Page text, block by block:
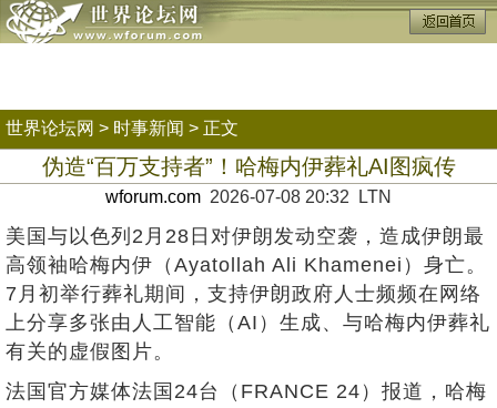
世界论坛网 > 时事新闻 > 正文
伪造“百万支持者”！哈梅内伊葬礼AI图疯传
wforum.com 2026-07-08 20:32 LTN
美国与以色列2月28日对伊朗发动空袭，造成伊朗最
高领袖哈梅内伊（Ayatollah Ali Khamenei）身亡。
7月初举行葬礼期间，支持伊朗政府人士频频在网络
上分享多张由人工智能（AI）生成、与哈梅内伊葬礼
有关的虚假图片。
法国官方媒体法国24台（FRANCE 24）报道，哈梅